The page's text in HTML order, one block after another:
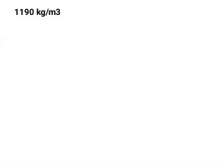
1190 kg/m3